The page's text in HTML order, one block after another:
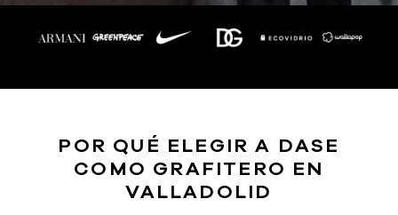
POR QUÉ ELEGIR A DASE
COMO GRAFITERO EN
VALLADOLID